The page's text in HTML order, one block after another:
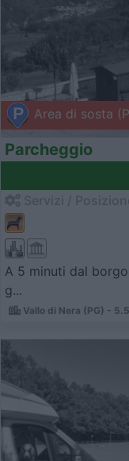
Area di sosta
Parcheggio
A 5 minuti dal
g...
Vallo di Nera (PG) -